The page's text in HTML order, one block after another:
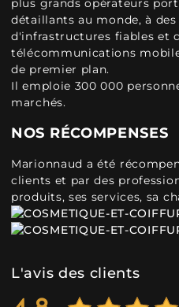
plus grands opérateurs
détaillants au monde, à
d'infrastructures fiables et
télécommunications
de premier plan.
Il emploie 300 000
marchés.
NOS RÉCOMPENSES
Marionnaud a été
clients et par des
produits, ses services, sa
L'avis des clients